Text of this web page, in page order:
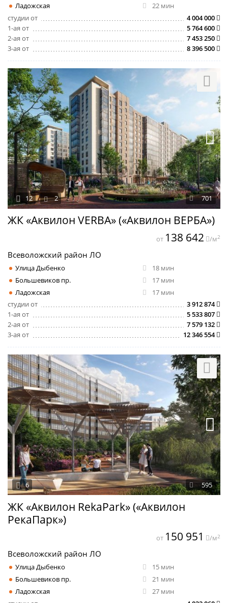
Ладожская
22 мин
студии от
4 004 000
1-ая от
5 764 600
2-ая от
7 453 250
3-ая от
8 396 500
ЖК «Аквилон VERBA» («Аквилон ВЕРБА»)
701
12 2
Всеволожский район ЛО
Улица Дыбенко
18 мин
Большевиков пр.
17 мин
Ладожская
17 мин
студии от
3 912 874
1-ая от
5 533 807
2-ая от
7 579 132
3-ая от
12 346 554
от 138 642 /м2
ЖК «Аквилон RekaPark» («Аквилон
РекаПарк»)
595
6
Всеволожский район ЛО
Улица Дыбенко
15 мин
Большевиков пр.
21 мин
Ладожская
27 мин
от 150 951 /м2